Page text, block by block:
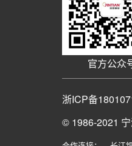
官方公众
浙ICP备
© 1986-2021